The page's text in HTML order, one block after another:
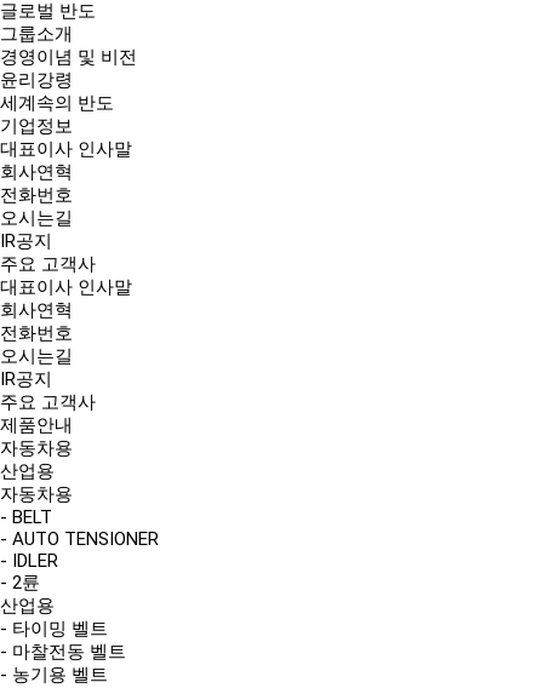
글로벌 반도
그룹소개
경영이념 및 비전
윤리강령
세계속의 반도
기업정보
대표이사 인사말
회사연혁
전화번호
오시는길
IR공지
주요 고객사
대표이사 인사말
회사연혁
전화번호
오시는길
IR공지
주요 고객사
제품안내
자동차용
산업용
자동차용
- BELT
- AUTO TENSIONER
- IDLER
- 2륜
산업용
- 타이밍 벨트
- 마찰전동 벨트
- 농기용 벨트